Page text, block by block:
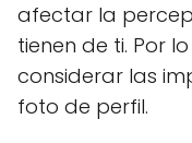
afectar la
tienen de ti. Por
considerar las
foto de perfil.